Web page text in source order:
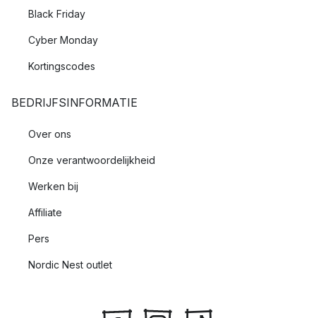
Black Friday
Cyber Monday
Kortingscodes
BEDRIJFSINFORMATIE
Over ons
Onze verantwoordelijkheid
Werken bij
Affiliate
Pers
Nordic Nest outlet